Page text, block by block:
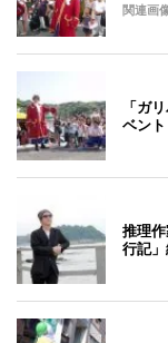
関連画
「ガ
ベント
推理
行記」